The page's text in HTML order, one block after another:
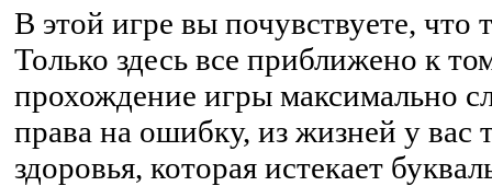
В этой игре вы почувствуете, что
Только здесь все приближено к
прохождение игры максимально
права на ошибку, из жизней у вас
здоровья, которая истекает